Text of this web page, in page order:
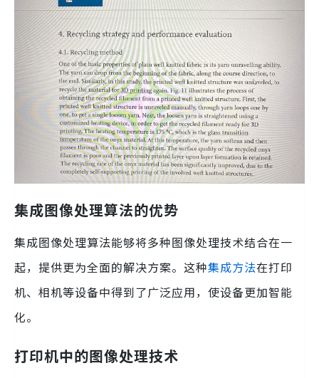
集成图像处理算法的优势
集成图像处理算法能够将多种图像处理技术结合在一
起，提供更为全面的解决方案。这种集成方法在打印
机、相机等设备中得到了广泛应用，使设备更加智能
化。
打印机中的图像处理技术